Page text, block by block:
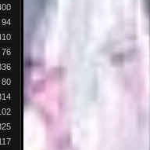
94
76
80